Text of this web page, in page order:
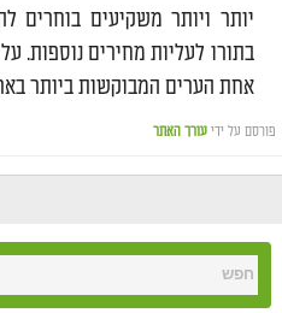
יותר ויותר משקיעים בוחרים
בתורו לעליות מחירים נוספות.
אחת הערים המבוקשות ביותר
פורסם על ידי עורך האתר